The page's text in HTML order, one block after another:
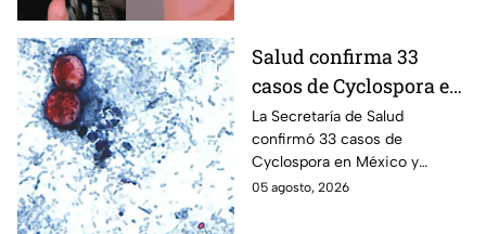
Salud confirma 33
casos de Cyclospora en
México: ¿en qué estado
se reportan los brotes
de diarrea explosiva?
La Secretaría de Salud
confirmó 33 casos de
Cyclospora en México y
mantiene investigaciones en
05 agosto, 2026